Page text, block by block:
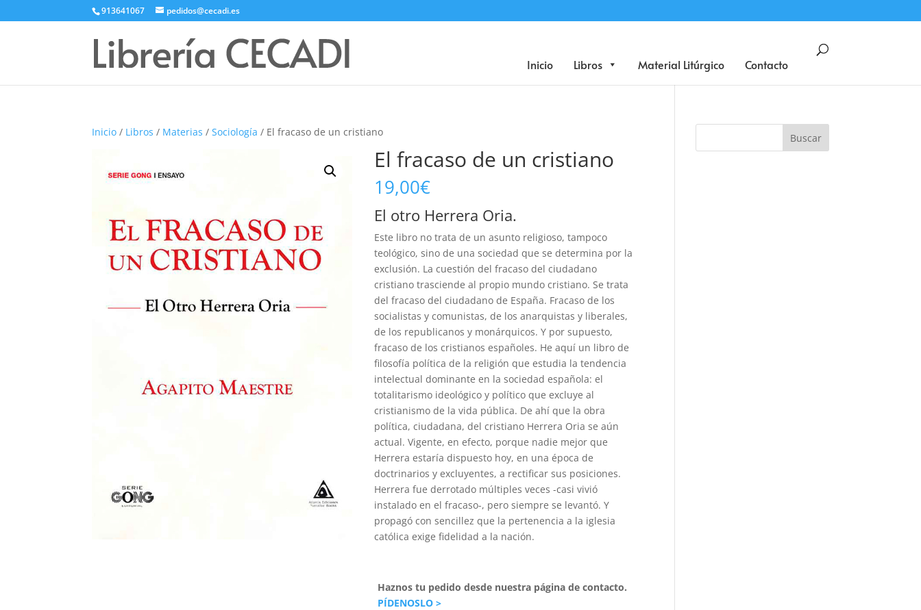
913641067 pedidos@cecadi.es
Inicio Libros Material Litúrgico Contacto
Búsqueda
Inicio / Libros / Materias /Sociología / El fracaso de un cristiano
El fracaso de un cristiano
19,00€
El otro Herrera Oria.
Este libro no trata de un asunto religioso, tampoco
teológico, sino de una sociedad que se determina por la
exclusión. La cuestión del fracaso del ciudadano
cristiano trasciende al propio mundo cristiano. Se trata
del fracaso del ciudadano de España. Fracaso de los
socialistas y comunistas, de los anarquistas y liberales,
de los republicanos y monárquicos. Y por supuesto,
fracaso de los cristianos españoles. He aquí un libro de
filosofía política de la religión que estudia la tendencia
intelectual dominante en la sociedad española: el
totalitarismo ideológico y político que excluye al
cristianismo de la vida pública. De ahí que la obra
política, ciudadana, del cristiano Herrera Oria se aún
actual. Vigente, en efecto, porque nadie mejor que
Herrera estaría dispuesto hoy, en una época de
doctrinarios y excluyentes, a rectificar sus posiciones.
Herrera fue derrotado múltiples veces -casi vivió
instalado en el fracaso-, pero siempre se levantó. Y
propagó con sencillez que la pertenencia a la iglesia
católica exige fidelidad a la nación.
Haznos tu pedido desde nuestra página de contacto.
PÍDENOSLO >